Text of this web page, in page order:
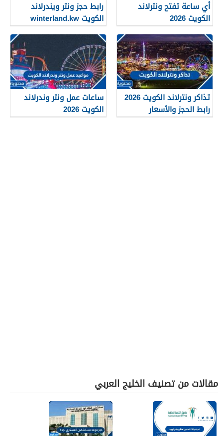
أي ساعة تفتح ونترلاند
الكويت 2026
رابط حجز ونتر ويندرلاند
الكويت winterland.kw
تذاكر ونترلاند الكويت 2026
رابط الحجز والأسعار
ساعات عمل ونتر وندرلاند
الكويت 2026
مقالات من تصنيف الخليج العربي